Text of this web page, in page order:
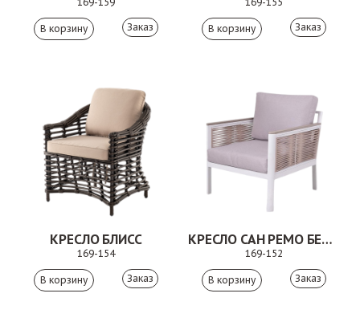
Заказ Заказ
КРЕСЛО БЛИСС
169-154
Заказ
КРЕСЛО САН РЕМО БЕЖЕВЫЙ
169-152
Заказ